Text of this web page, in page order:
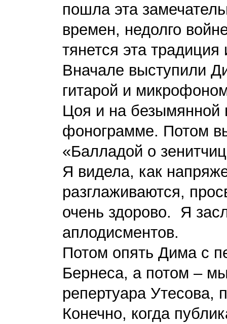
пошла эта
времен, недолго
тянется эта
Вначале выступили
гитарой и
Цоя и на безымянной
фонограмме. Потом
«Балладой о
Я видела, как
разглаживаются,
очень здорово. Я
аплодисментов.
Потом опять Дима с
Бернеса, а потом –
репертуара Утесова,
Конечно, когда